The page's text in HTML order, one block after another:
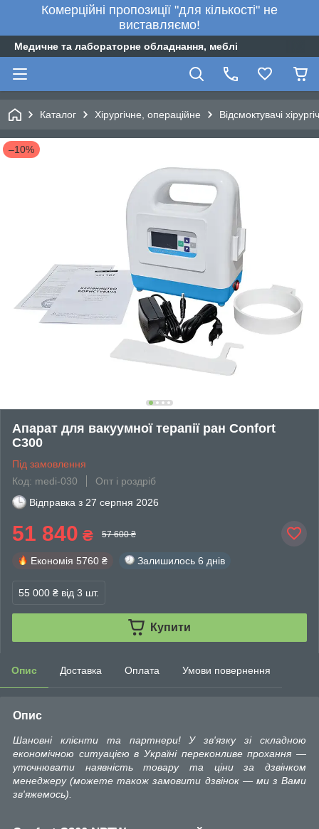
Комерційні пропозиції "для кількості" не
виставляємо!
Медичне та лабораторне обладнання, меблі
Каталог Хірургічне, операційне Відсмоктувачі
–10%
Апарат для вакуумної терапії ран Confort
C300
Під замовлення
Код: medi-030
Опт і роздріб
Відправка з 27 серпня 2026
51 840 ₴ 57 600 ₴
Економія 5760 ₴ Залишилось 6 днів
55 000 ₴ від 3 шт.
Купити
Опис Доставка Оплата Умови повернення
Опис
Шановні клієнти та партнери! У зв'язку зі складною
економічною ситуацією в Україні переконливе прохання —
уточнювати наявність товару та ціни за дзвінком
менеджеру (можете також замовити дзвінок — ми з Вами
зв'яжемось).